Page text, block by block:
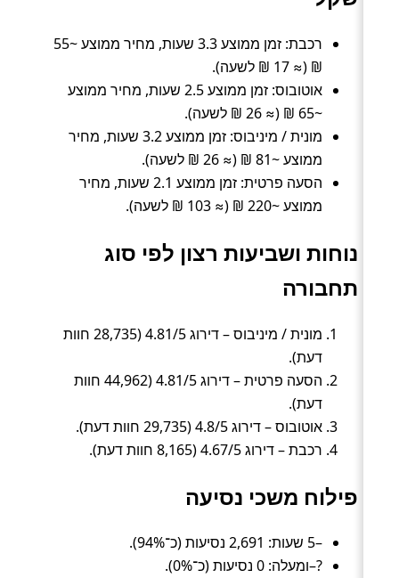
רכבת: זמן ממוצע 3.3 שעות, מחיר ממוצע ~55
₪ (≈ 17 ₪ לשעה).
אוטובוס: זמן ממוצע 2.5 שעות, מחיר ממוצע
~65 ₪ (≈ 26 ₪ לשעה).
מונית / מיניבוס: זמן ממוצע 3.2 שעות, מחיר
ממוצע ~81 ₪ (≈ 26 ₪ לשעה).
הסעה פרטית: זמן ממוצע 2.1 שעות, מחיר
ממוצע ~220 ₪ (≈ 103 ₪ לשעה).
נוחות ושביעות רצון לפי סוג
תחבורה
מונית / מיניבוס – דירוג 4.81/5 (28,735 חוות
דעת).
הסעה פרטית – דירוג 4.81/5 (44,962 חוות
דעת).
אוטובוס – דירוג 4.8/5 (29,735 חוות דעת).
רכבת – דירוג 4.67/5 (8,165 חוות דעת).
פילוח משכי נסיעה
–5 שעות: 2,691 נסיעות (כ־94%).
?–ומעלה: 0 נסיעות (כ־0%).